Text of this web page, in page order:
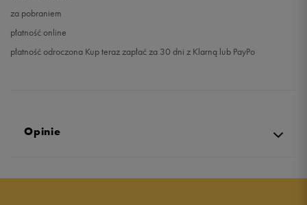
za pobraniem
płatność online
płatność odroczona Kup teraz zapłać za 30 dni z Klarną lub PayPo
Opinie